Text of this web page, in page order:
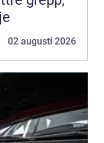
02 augusti 2026